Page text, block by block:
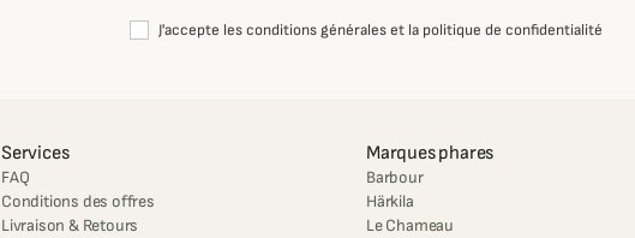
J'accepte les conditions générales et la politique de confidentialité
Services
FAQ
Conditions des offres
Livraison & Retours
Marques phares
Barbour
Härkila
Le Chameau